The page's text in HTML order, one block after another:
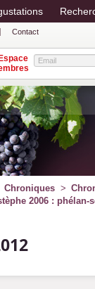
Contact
Espace
Chroniques
2006 :